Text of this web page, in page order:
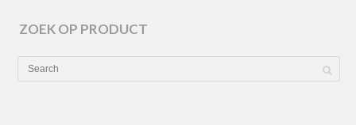
ZOEK OP PRODUCT